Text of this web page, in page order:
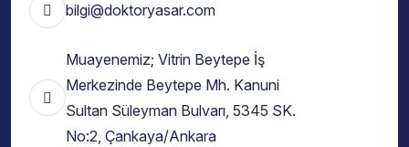
bilgi@doktoryasar.com
Muayenemiz; Vitrin Beytepe İş
Merkezinde Beytepe Mh. Kanuni
Sultan Süleyman Bulvarı, 5345 SK.
No:2, Çankaya/Ankara